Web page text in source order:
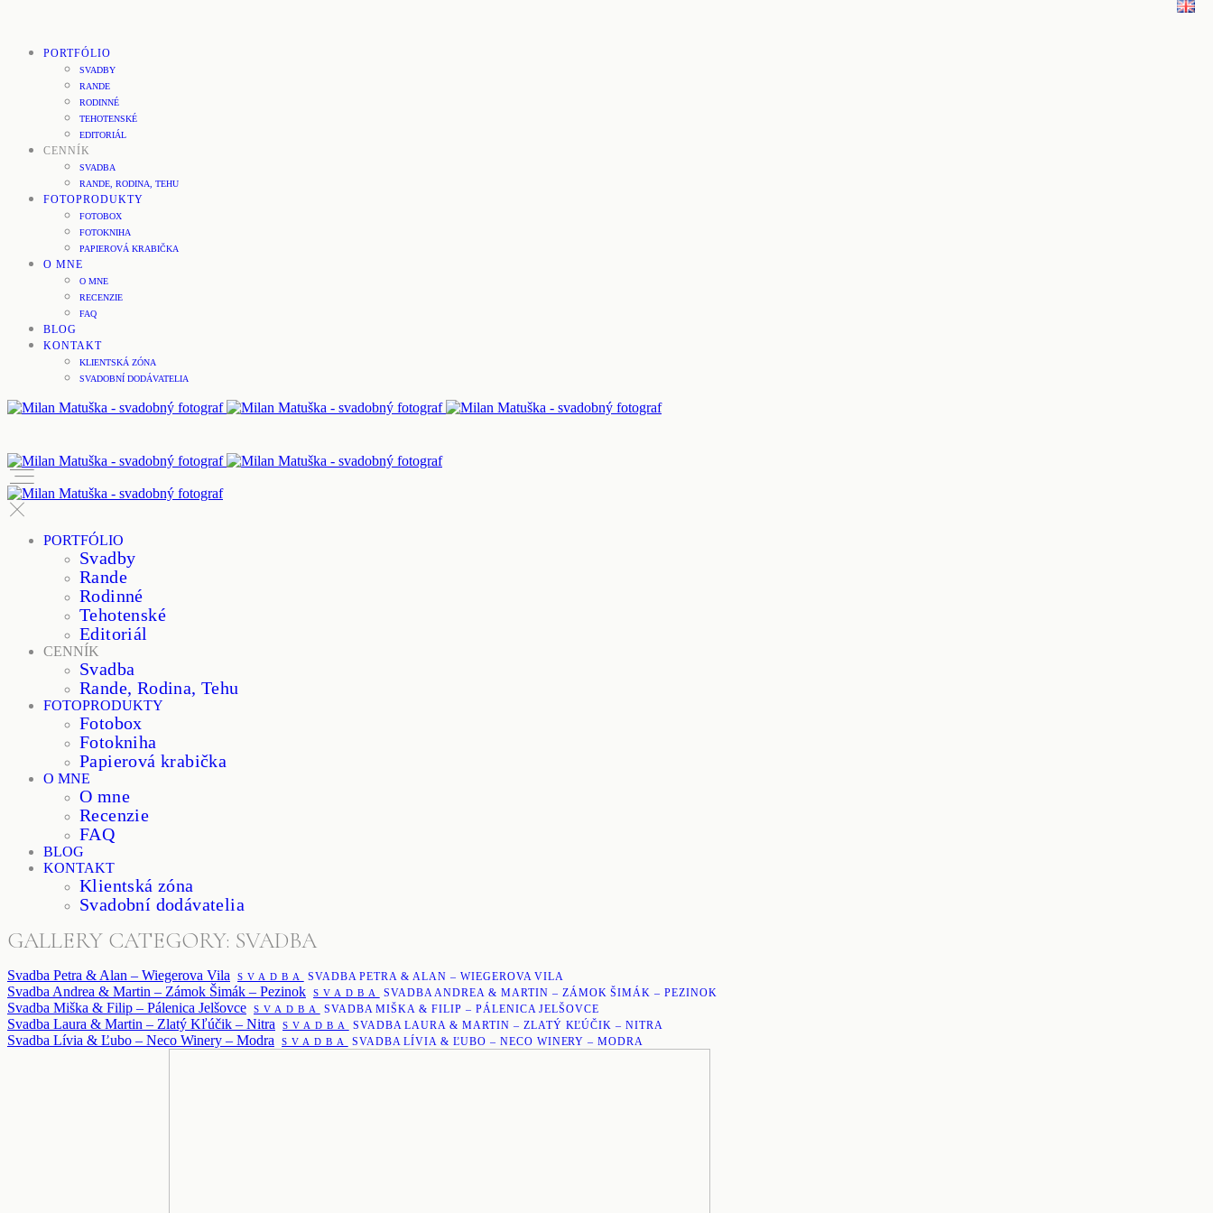
PORTFÓLIO
SVADBY
RANDE
RODINNÉ
TEHOTENSKÉ
EDITORIÁL
CENNÍK
SVADBA
RANDE, RODINA, TEHU
FOTOPRODUKTY
FOTOBOX
FOTOKNIHA
PAPIEROVÁ KRABIČKA
O MNE
O MNE
RECENZIE
FAQ
BLOG
KONTAKT
KLIENTSKÁ ZÓNA
SVADOBNÍ DODÁVATELIA
PORTFÓLIO
Svadby
Rande
Rodinné
Tehotenské
Editoriál
CENNÍK
Svadba
Rande, Rodina, Tehu
FOTOPRODUKTY
Fotobox
Fotokniha
Papierová krabička
O MNE
O mne
Recenzie
FAQ
BLOG
KONTAKT
Klientská zóna
Svadobní dodávatelia
GALLERY CATEGORY: SVADBA
Svadba Petra & Alan – Wiegerova Vila SVADBA SVADBA PETRA & ALAN – WIEGEROVA VILA
Svadba Andrea & Martin – Zámok Šimák – Pezinok SVADBA SVADBA ANDREA & MARTIN – ZÁMOK ŠIMÁK – PEZINOK
Svadba Miška & Filip – Pálenica Jelšovce SVADBA SVADBA MIŠKA & FILIP – PÁLENICA JELŠOVCE
Svadba Laura & Martin – Zlatý Kľúčik – Nitra SVADBA SVADBA LAURA & MARTIN – ZLATÝ KĽÚČIK – NITRA
Svadba Lívia & Ľubo – Neco Winery – Modra SVADBA SVADBA LÍVIA & ĽUBO – NECO WINERY – MODRA